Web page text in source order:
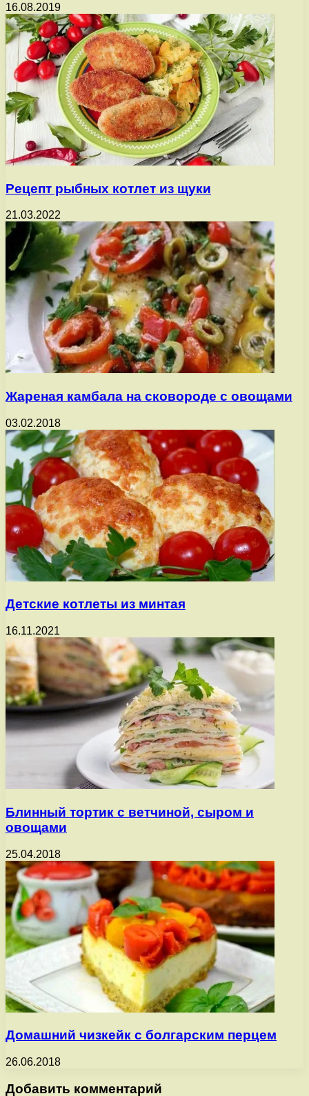
16.08.2019
Рецепт рыбных котлет из щуки
21.03.2022
Жареная камбала на сковороде с овощами
03.02.2018
Детские котлеты из минтая
16.11.2021
Блинный тортик с ветчиной, сыром и
овощами
25.04.2018
Домашний чизкейк с болгарским перцем
26.06.2018
Добавить комментарий